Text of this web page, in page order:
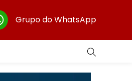
Grupo do WhatsApp